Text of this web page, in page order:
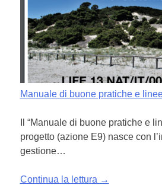
Manuale di buone pratiche e
Il “Manuale di buone pratiche e
progetto (azione E9) nasce con
gestione…
Continua la lettura →